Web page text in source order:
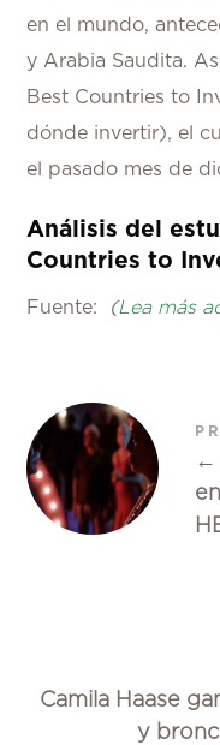
en el mundo,
y Arabia Saudita.
Best Countries to
dónde invertir), el
el pasado mes de
Análisis del
Countries to
Fuente: (Lea más
←
Camila Haase
y